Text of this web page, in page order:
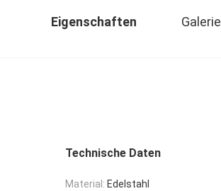
Eigenschaften Galerie
Technische Daten
Material: Edelstahl